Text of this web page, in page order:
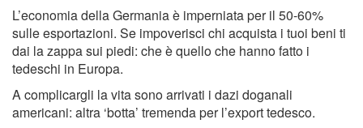
L’economia della Germania è imperniata per il 50-60%
sulle esportazioni. Se impoverisci chi acquista i tuoi beni ti
dai la zappa sui piedi: che è quello che hanno fatto i
tedeschi in Europa.
A complicargli la vita sono arrivati i dazi doganali
americani: altra ‘botta’ tremenda per l’export tedesco.